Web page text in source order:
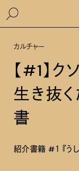
カルチャー
【#1】
生き抜
書
紹介書籍 #１ 『う